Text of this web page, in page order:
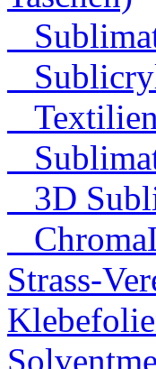
Textilien
3D
Strass-